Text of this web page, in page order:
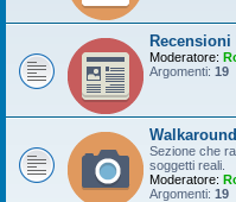
Recensioni
Moderatore:
Argomenti: 19
Walkaround
Sezione che
soggetti reali.
Moderatore:
Argomenti: 19